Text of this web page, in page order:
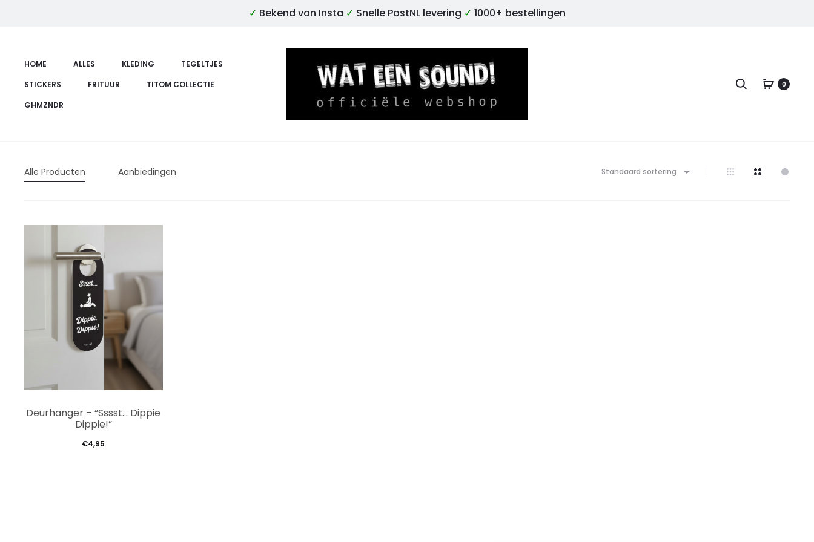
✓ Bekend van Insta ✓ Snelle PostNL levering ✓ 1000+ bestellingen
HOME ALLES KLEDING
TEGELTJES
STICKERS
FRITUUR
TITOM COLLECTIE
GHMZNDR
Zoeken0
Alle Producten Aanbiedingen Standaard sortering
Deurhanger – “Sssst… Dippie
Dippie!”
€4,95